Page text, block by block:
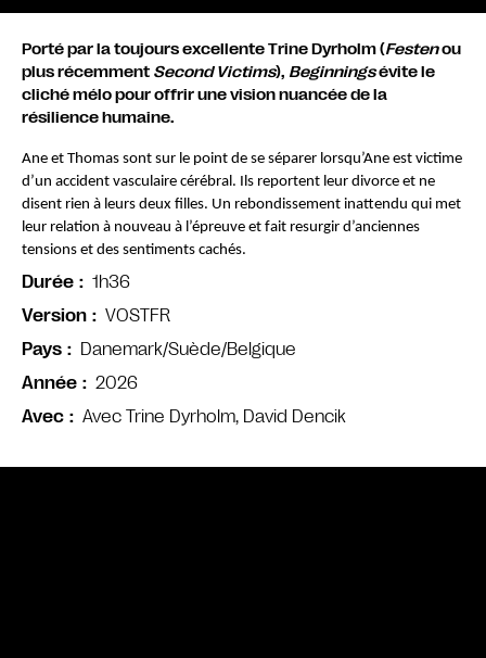
Avec Avec Trine Dyrholm, David Dencik
Porté par la toujours excellente Trine Dyrholm (Festenou
plus récemment Second Victims), Beginningsévite le
cliché mélo pour offrir une vision nuancée de la
résilience humaine.
Ane et Thomas sont sur le point de se séparer lorsqu’Ane est victime
d’un accident vasculaire cérébral. Ils reportent leur divorce et ne
disent rien à leurs deux filles. Un rebondissement inattendu qui met
leur relation à nouveau à l’épreuve et fait resurgir d’anciennes
tensions et des sentiments cachés.
Durée
1h36
Version
VOSTFR
Pays
Danemark/Suède/Belgique
Année
2026